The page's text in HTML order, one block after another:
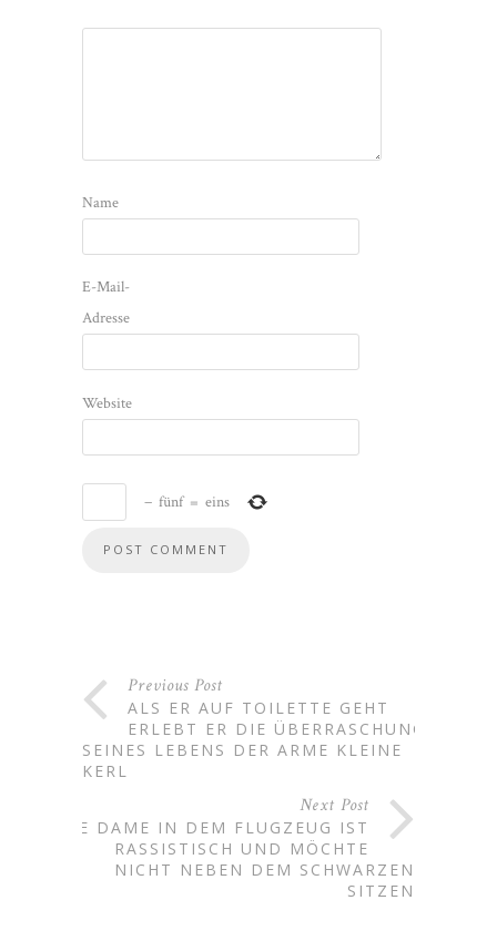
Name
E-Mail-
Adresse
Website
− fünf = eins
Previous Post
ALS ER AUF TOILETTE GEHT
ERLEBT ER DIE ÜBERRASCHUNG
SEINES LEBENS DER ARME KLEINE
KERL
Next Post
DIE DAME IN DEM FLUGZEUG IST
RASSISTISCH UND MÖCHTE
NICHT NEBEN DEM SCHWARZEN
SITZEN